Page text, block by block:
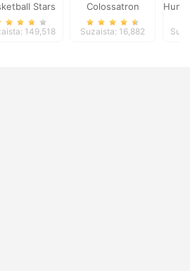
Stars
149,518
Colossatron
Suzaista: 16,882